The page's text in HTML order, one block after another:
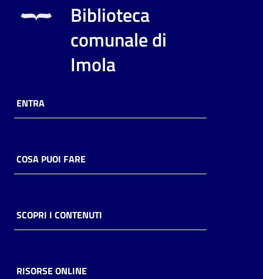
Risorse
online
Casa
Piani
storico
Biblioteca
comunale di
Imola
ENTRA
COSA PUOI FARE
SCOPRI I CONTENUTI
RISORSE ONLINE